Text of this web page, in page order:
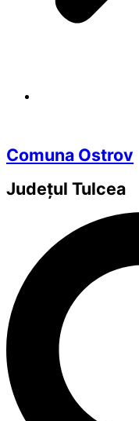
Comuna Ostrov
Județul Tulcea